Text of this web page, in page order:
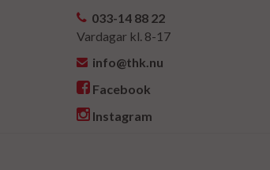
033-14 88 22
Vardagar kl. 8-17
info@thk.nu
Facebook
Instagram